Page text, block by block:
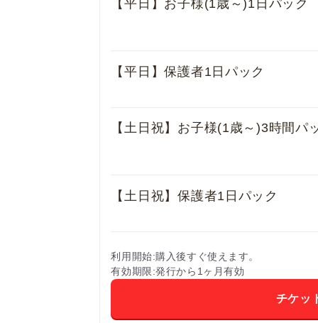
【平日】お子様(1歳～)1日パック
【平日】保護者1日パック
【土日祝】お子様(1歳～)3時間パ
【土日祝】保護者1日パック
利用開始 購入後すぐ使えます。
有効期限 発行から1ヶ月有効
チケッ